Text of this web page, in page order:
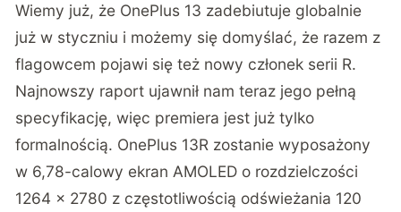
Wiemy już, że OnePlus 13 zadebiutuje globalnie
już w styczniu i możemy się domyślać, że razem z
flagowcem pojawi się też nowy członek serii R.
Najnowszy raport ujawnił nam teraz jego pełną
specyfikację, więc premiera jest już tylko
formalnością. OnePlus 13R zostanie wyposażony
w 6,78-calowy ekran AMOLED o rozdzielczości
1264 x 2780 z częstotliwością odświeżania 120